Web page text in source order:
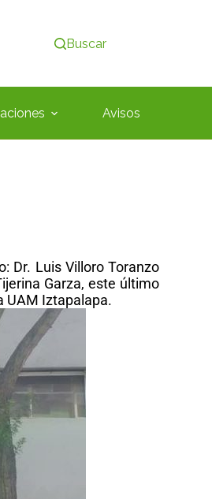
Buscar
Avisos
Dr. Luis Villoro Toranzo
Garza, este último
UAM Iztapalapa.